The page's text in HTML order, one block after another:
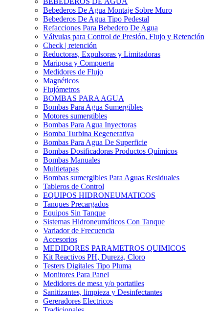
Bebederos De Agua Montaje Sobre Muro
Bebederos De Agua Tipo Pedestal
Refacciones Para Bebedero De Agua
Válvulas para Control de Presión, Flujo y Retención
Check | retención
Reductoras, Expulsoras y Limitadoras
Mariposa y Compuerta
Medidores de Flujo
Magnéticos
Flujómetros
BOMBAS PARA AGUA
Bombas Para Agua Sumergibles
Motores sumergibles
Bombas Para Agua Inyectoras
Bomba Turbina Regenerativa
Bombas Para Agua De Superficie
Bombas Dosificadoras Productos Químicos
Bombas Manuales
Multietapas
Bombas sumergibles Para Aguas Residuales
Tableros de Control
EQUIPOS HIDRONEUMATICOS
Tanques Precargados
Equipos Sin Tanque
Sistemas Hidroneumáticos Con Tanque
Variador de Frecuencia
Accesorios
MEDIDORES PARAMETROS QUIMICOS
Kit Reactivos PH, Dureza, Cloro
Testers Digitales Tipo Pluma
Monitores Para Panel
Medidores de mesa y/o portatiles
Sanitizantes, limpieza y Desinfectantes
Gereradores Electricos